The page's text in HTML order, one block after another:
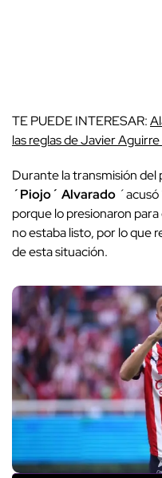
TE PUEDE INTERESAR:
las reglas de Javier
Durante la transmisión del
´Piojo´ Alvarado
porque lo presionaron
no estaba listo, por lo que
de esta situación.